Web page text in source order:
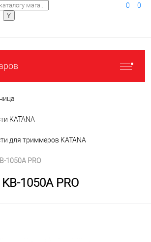
0 0
KATANA
для триммеров KATANA
1050A PRO
1050A PRO